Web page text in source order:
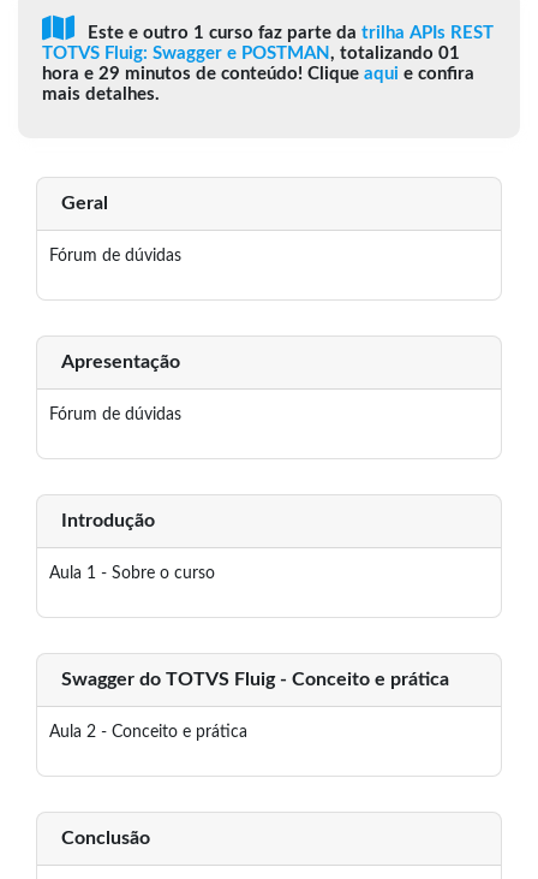
Este e outro 1 curso faz parte da trilha APIs REST
TOTVS Fluig: Swagger e POSTMAN , totalizando 01
hora e 29 minutos de conteúdo! Clique aqui e confira
mais detalhes.
Geral
Fórum de dúvidas
Apresentação
Fórum de dúvidas
Introdução
Aula 1 - Sobre o curso
Swagger do TOTVS Fluig - Conceito e prática
Aula 2 - Conceito e prática
Conclusão